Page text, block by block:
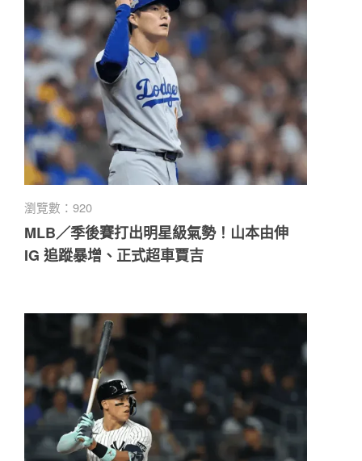
瀏覽數：920
MLB／季後賽打出明星級氣勢！山本由伸
IG 追蹤暴增、正式超車賈吉